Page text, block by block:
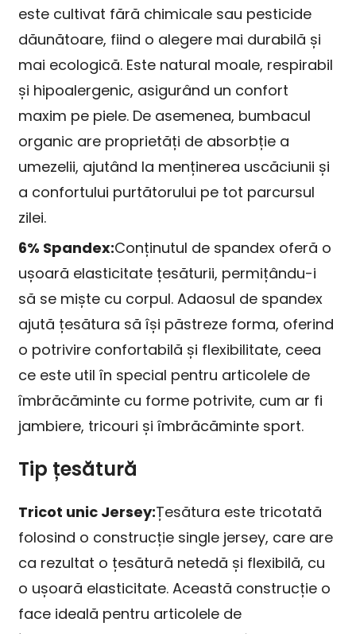
este cultivat fără chimicale sau pesticide
dăunătoare, fiind o alegere mai durabilă și
mai ecologică. Este natural moale, respirabil
și hipoalergenic, asigurând un confort
maxim pe piele. De asemenea, bumbacul
organic are proprietăți de absorbție a
umezelii, ajutând la menținerea uscăciunii și
a confortului purtătorului pe tot parcursul
zilei.
6% Spandex:Conținutul de spandex oferă o
ușoară elasticitate țesăturii, permițându-i
să se miște cu corpul. Adaosul de spandex
ajută țesătura să își păstreze forma, oferind
o potrivire confortabilă și flexibilitate, ceea
ce este util în special pentru articolele de
îmbrăcăminte cu forme potrivite, cum ar fi
jambiere, tricouri și îmbrăcăminte sport.
Tip țesătură
Tricot unic Jersey:Țesătura este tricotată
folosind o construcție single jersey, care are
ca rezultat o țesătură netedă și flexibilă, cu
o ușoară elasticitate. Această construcție o
face ideală pentru articolele de